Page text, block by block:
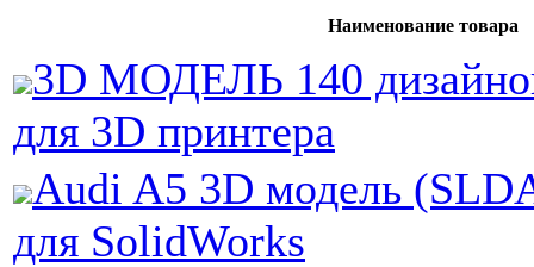
Наименование товара
3D МОДЕЛЬ 140
для 3D принтера
Audi A5 3D модель
для SolidWorks